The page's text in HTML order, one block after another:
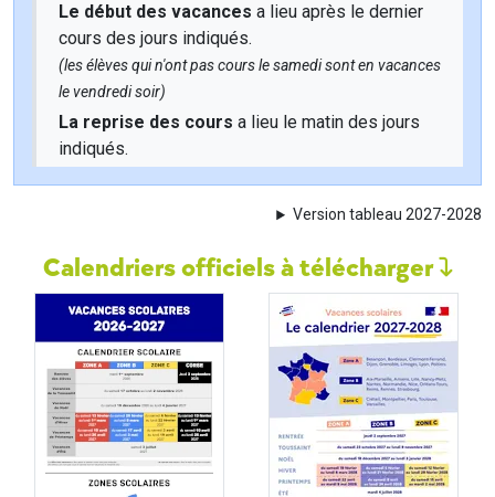
Le début des vacances a lieu après le dernier
cours des jours indiqués.
(les élèves qui n'ont pas cours le samedi sont en vacances
le vendredi soir)
La reprise des cours a lieu le matin des jours
indiqués.
Version tableau 2027-2028
Calendriers officiels à télécharger